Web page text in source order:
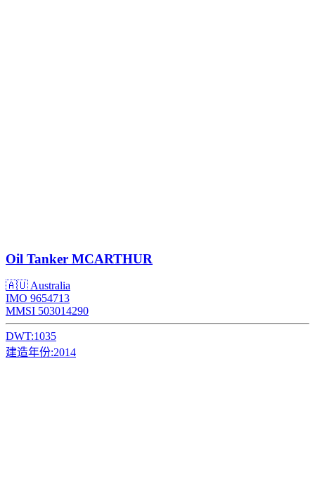
Oil Tanker MCARTHUR
🇦🇺 Australia
IMO 9654713
MMSI 503014290
DWT:1035
建造年份:2014